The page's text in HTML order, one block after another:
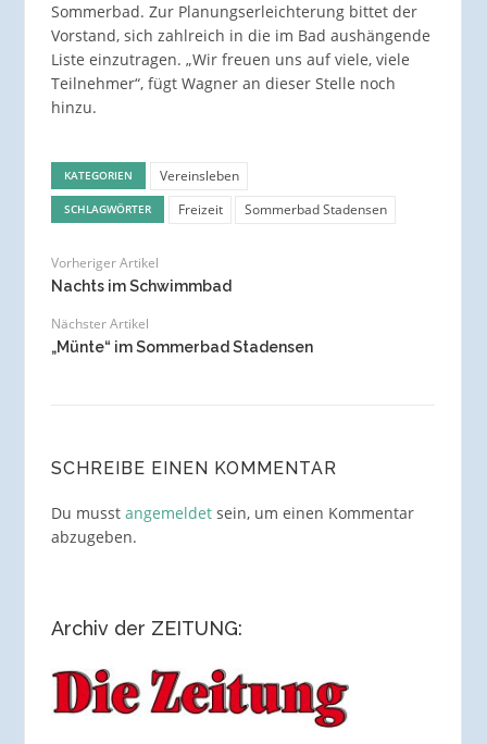
Sommerbad. Zur Planungserleichterung bittet der
Vorstand, sich zahlreich in die im Bad aushängende
Liste einzutragen. „Wir freuen uns auf viele, viele
Teilnehmer“, fügt Wagner an dieser Stelle noch
hinzu.
KATEGORIEN Vereinsleben
SCHLAGWÖRTER Freizeit Sommerbad Stadensen
Vorheriger Artikel
Nachts im Schwimmbad
Nächster Artikel
„Münte“ im Sommerbad Stadensen
SCHREIBE EINEN KOMMENTAR
Du musst angemeldetsein, um einen Kommentar
abzugeben.
Archiv der ZEITUNG: